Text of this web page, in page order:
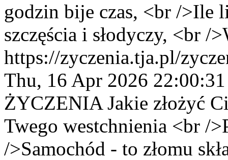
godzin bije czas, <br />Ile
szczęścia i słodyczy, <br
https://zyczenia.tja.pl/
Thu, 16 Apr 2026
ŻYCZENIA Jakie złożyć
Twego westchnienia <br /
/>Samochód - to złomu